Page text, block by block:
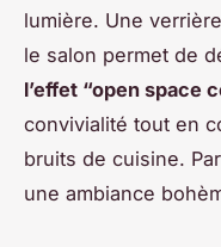
lumière. Une
le salon permet de
l’effet “open space
convivialité tout en
bruits de cuisine.
une ambiance